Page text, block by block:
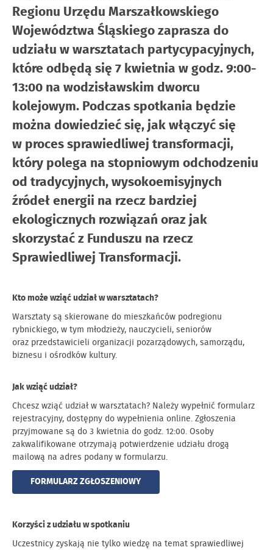
Regionu Urzędu Marszałkowskiego
Województwa Śląskiego zaprasza do
udziału w warsztatach partycypacyjnych,
które odbędą się 7 kwietnia w godz. 9:00-
13:00 na wodzisławskim dworcu
kolejowym. Podczas spotkania będzie
można dowiedzieć się, jak włączyć się
w proces sprawiedliwej transformacji,
który polega na stopniowym odchodzeniu
od tradycyjnych, wysokoemisyjnych
źródeł energii na rzecz bardziej
ekologicznych rozwiązań oraz jak
skorzystać z Funduszu na rzecz
Sprawiedliwej Transformacji.
Kto może wziąć udział w warsztatach?
Warsztaty są skierowane do mieszkańców podregionu
rybnickiego, w tym młodzieży, nauczycieli, seniorów
oraz przedstawicieli organizacji pozarządowych, samorządu,
biznesu i ośrodków kultury.
Jak wziąć udział?
Chcesz wziąć udział w warsztatach? Należy wypełnić formularz
rejestracyjny, dostępny do wypełnienia online. Zgłoszenia
przyjmowane są do 3 kwietnia do godz. 12:00. Osoby
zakwalifikowane otrzymają potwierdzenie udziału drogą
mailową na adres podany w formularzu.
FORMULARZ ZGŁOSZENIOWY
Korzyści z udziału w spotkaniu
Uczestnicy zyskają nie tylko wiedzę na temat sprawiedliwej